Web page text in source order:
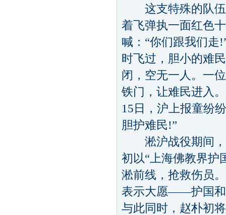
这支特殊的队伍
着飞弹执一面红色
喊：“你们跟我们走
时飞过，胆小的难
闭，空无一人。一
铁门，让难民进入
15日，沪上报童纷
胆护难民!”
淞沪战役期间，
初以“上海佛教界护
淞前线，抢救伤员
表示大愿——护国和
与此同时，赵朴初